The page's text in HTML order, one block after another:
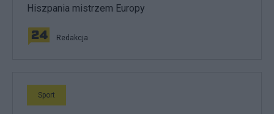
Hiszpania mistrzem Europy
Redakcja
Sport